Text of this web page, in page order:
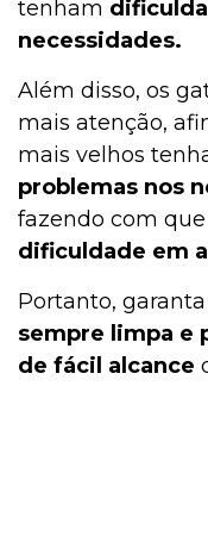
tenham
necessidades.
Além disso, os
mais atenção,
mais velhos
problemas nos
fazendo com
dificuldade em
Portanto,
sempre limpa e
de fácil alcance